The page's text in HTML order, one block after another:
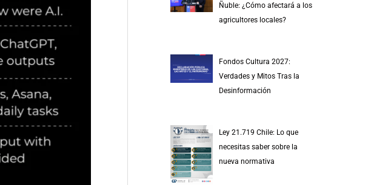
Ñuble: ¿Cómo afectará a los
agricultores locales?
Fondos Cultura 2027:
Verdades y Mitos Tras la
Desinformación
Ley 21.719 Chile: Lo que
necesitas saber sobre la
nueva normativa